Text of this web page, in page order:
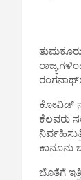
ಕೋವಿಡ್
ಕೆಲವರು
ಕಾನೂನು
ಜೊತೆಗೆ